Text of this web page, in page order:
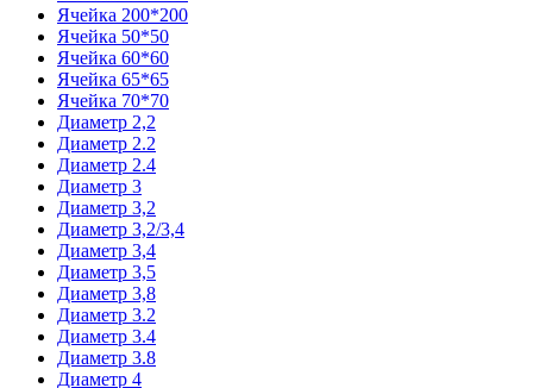
Ячейка 200*200
Ячейка 50*50
Ячейка 60*60
Ячейка 65*65
Ячейка 70*70
Диаметр 2,2
Диаметр 2.2
Диаметр 2.4
Диаметр 3
Диаметр 3,2
Диаметр 3,2/3,4
Диаметр 3,4
Диаметр 3,5
Диаметр 3,8
Диаметр 3.2
Диаметр 3.4
Диаметр 3.8
Диаметр 4